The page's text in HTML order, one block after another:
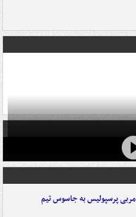
پرسپولیس به جاسوس تیم